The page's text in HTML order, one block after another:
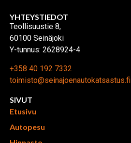
YHTEYSTIEDOT
Teollisuustie 8,
60100 Seinäjoki
Y-tunnus: 2628924-4
+358 40 192 7332
toimisto@seinajoenautokatsastus.fi
SIVUT
Etusivu
Autopesu